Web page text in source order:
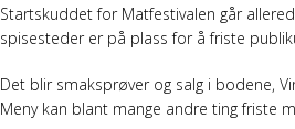
Startskuddet for Matfestivalen går
spisesteder er på plass for å friste
Det blir smaksprøver og salg i bodene,
Meny kan blant mange andre ting friste